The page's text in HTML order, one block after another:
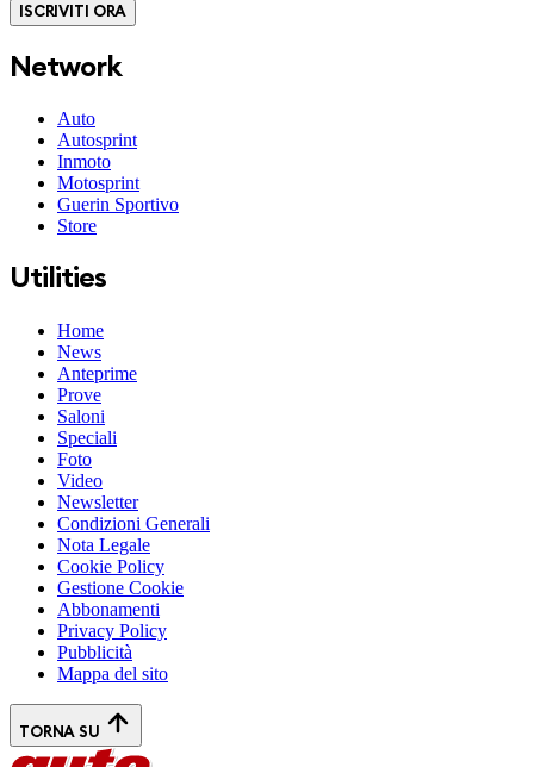
ISCRIVITI ORA
Network
Auto
Autosprint
Inmoto
Motosprint
Guerin Sportivo
Store
Utilities
Home
News
Anteprime
Prove
Saloni
Speciali
Foto
Video
Newsletter
Condizioni Generali
Nota Legale
Cookie Policy
Gestione Cookie
Abbonamenti
Privacy Policy
Pubblicità
Mappa del sito
TORNA SU